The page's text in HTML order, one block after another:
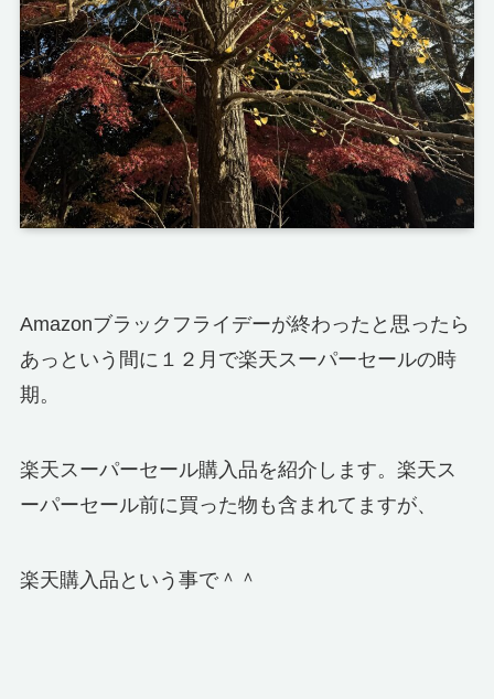
Amazonブラックフライデーが終わったと思ったら
あっという間に１２月で楽天スーパーセールの時
期。
楽天スーパーセール購入品を紹介します。楽天ス
ーパーセール前に買った物も含まれてますが、
楽天購入品という事で＾＾